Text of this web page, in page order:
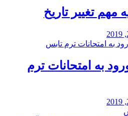
مهم تغییر تاریخ
به امتحانات ترم